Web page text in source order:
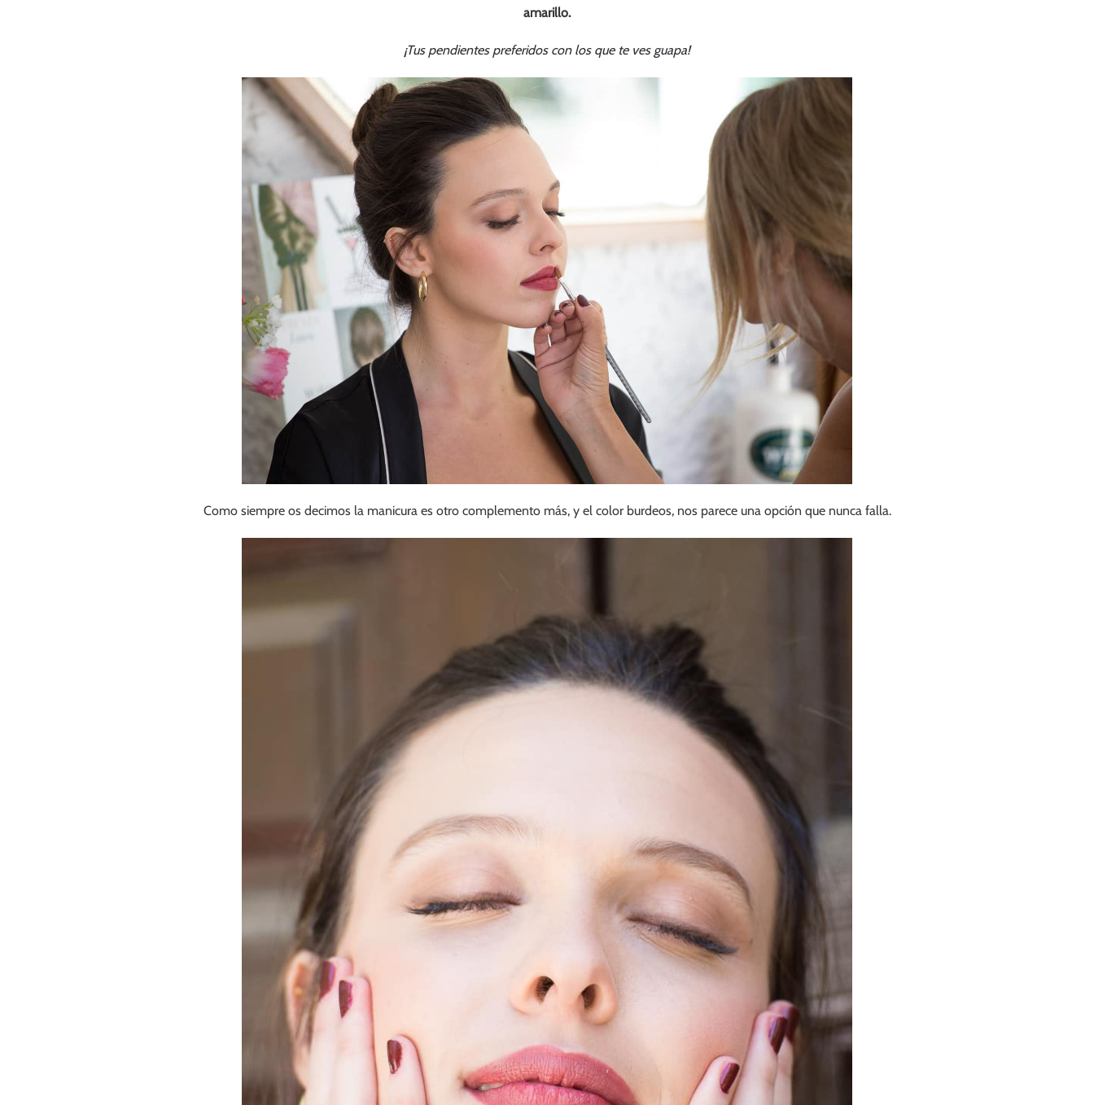
amarillo.
¡Tus pendientes preferidos con los que te ves guapa!
Como siempre os decimos la manicura es otro complemento más, y el color burdeos, nos parece una opción que nunca falla.